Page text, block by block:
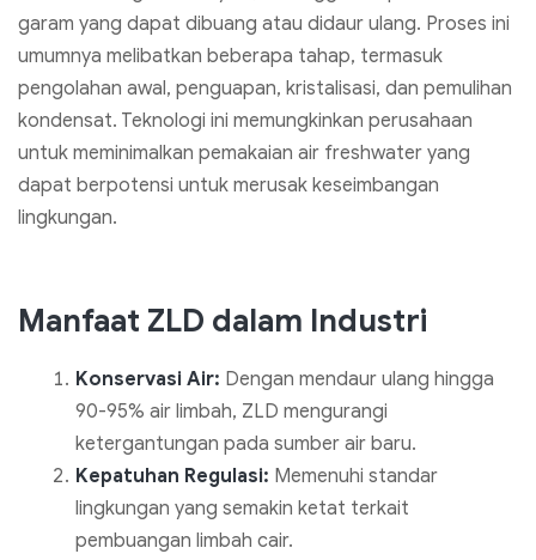
garam yang dapat dibuang atau didaur ulang. Proses ini
umumnya melibatkan beberapa tahap, termasuk
pengolahan awal, penguapan, kristalisasi, dan pemulihan
kondensat. Teknologi ini memungkinkan perusahaan
untuk meminimalkan pemakaian air freshwater yang
dapat berpotensi untuk merusak keseimbangan
lingkungan.
Manfaat ZLD dalam Industri
Konservasi Air: Dengan mendaur ulang hingga
90-95% air limbah, ZLD mengurangi
ketergantungan pada sumber air baru.
Kepatuhan Regulasi: Memenuhi standar
lingkungan yang semakin ketat terkait
pembuangan limbah cair.